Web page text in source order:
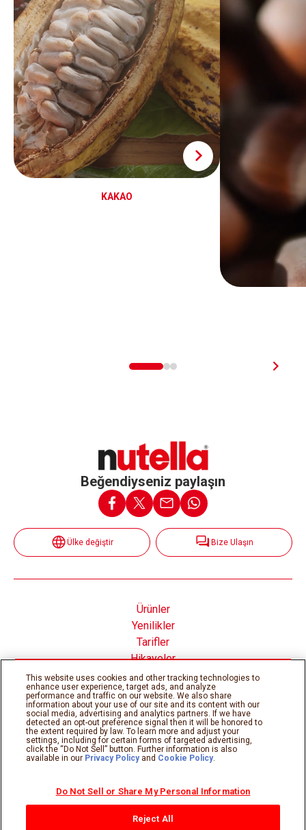
KAKAO
Beğendiyseniz paylaşın
Ülke değiştir Bize Ulaşın
Ürünler
Yenilikler
Tarifler
Hikayeler
Nutella® nın İçinde
©Ferrero 2026, tüm hakları saklıdır.
Çerez Politikası
Gizlilik Politikası
Teknik gereksinimler
Kullanım şartları
Sitemap
This website uses cookies and other tracking technologies to
enhance user experience, target ads, and analyze
performance and traffic on our website. We also share
information about your use of our site and its content with our
social media, advertising and analytics partners. If we have
detected an opt-out preference signal then it will be honored to
the extent required by law. To learn more and adjust your
settings, including for certain forms of targeted advertising,
click the “Do Not Sell” button. Further information is also
available in our Privacy Policyand Cookie Policy.
Do Not Sell or Share My Personal Information
Reject All